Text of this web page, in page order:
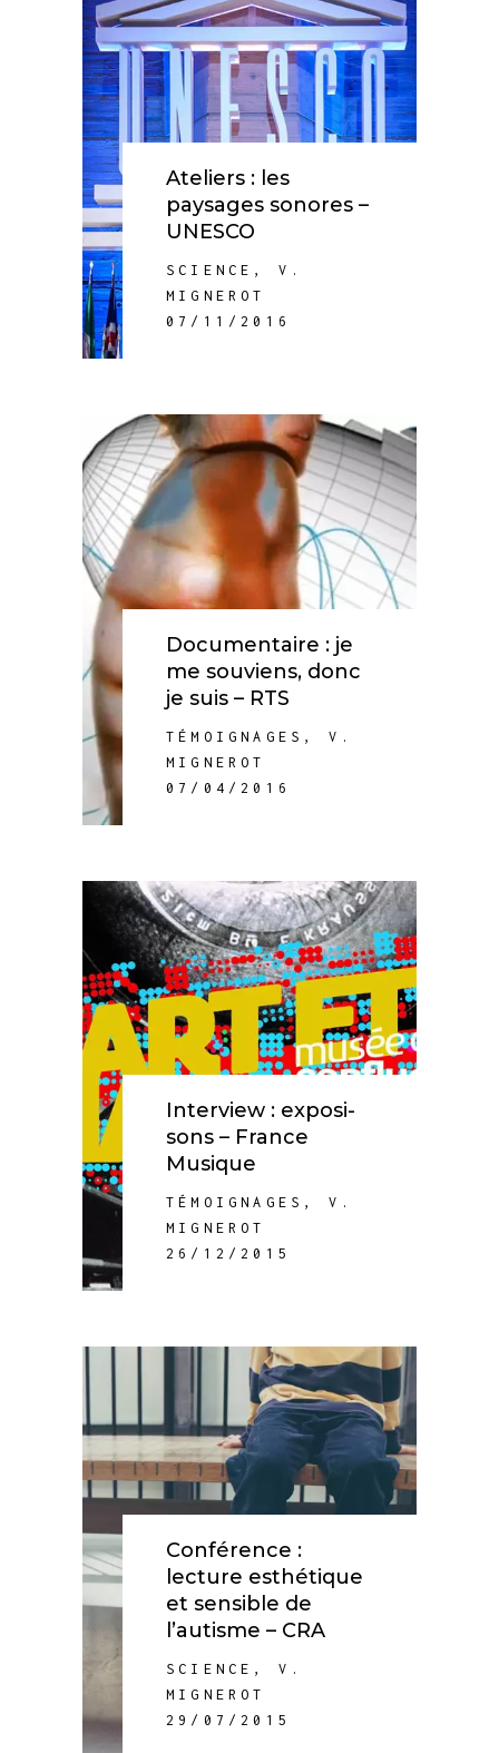
Ateliers : les
paysages sonores –
UNESCO
SCIENCE , V.
MIGNEROT
07/11/2016
Documentaire : je
me souviens, donc
je suis – RTS
TÉMOIGNAGES , V.
MIGNEROT
07/04/2016
Interview : exposi-
sons – France
Musique
TÉMOIGNAGES , V.
MIGNEROT
26/12/2015
Conférence :
lecture esthétique
et sensible de
l’autisme – CRA
SCIENCE , V.
MIGNEROT
29/07/2015